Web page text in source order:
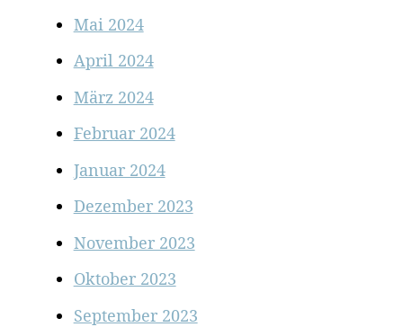
Mai 2024
April 2024
März 2024
Februar 2024
Januar 2024
Dezember 2023
November 2023
Oktober 2023
September 2023